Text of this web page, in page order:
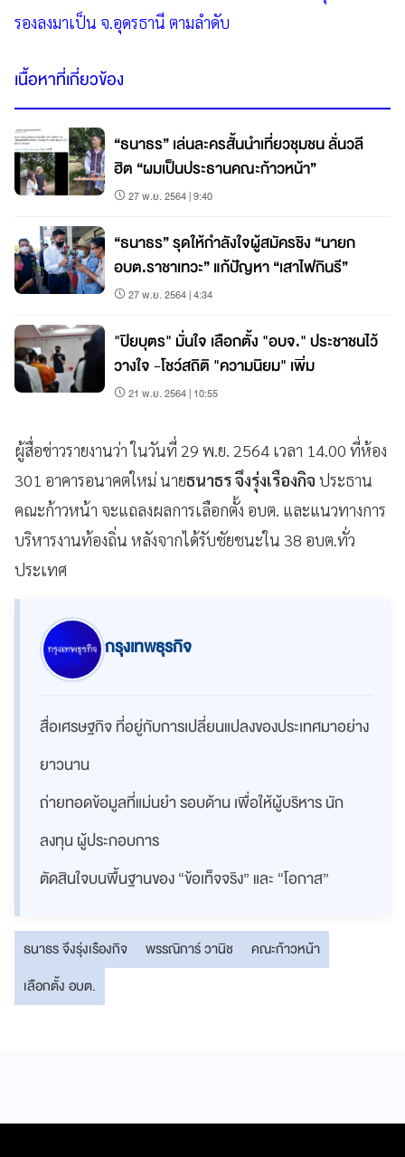
รองลงมาเป็น จ.อุดรธานี ตามลำดับ
เนื้อหาที่เกี่ยวข้อง
“ธนาธร” เล่นละครสั้นนำเที่ยวชุมชน ลั่นวลี
ฮิต “ผมเป็นประธานคณะก้าวหน้า”
27 พ.ย. 2564 | 9:40
“ธนาธร” รุดให้กำลังใจผู้สมัครชิง “นายก
อบต.ราชาเทวะ” แก้ปัญหา “เสาไฟกินรี”
27 พ.ย. 2564 | 4:34
"ปิยบุตร" มั่นใจ เลือกตั้ง "อบจ." ประชาชนไว้
วางใจ -โชว์สถิติ "ความนิยม" เพิ่ม
21 พ.ย. 2564 | 10:55
ผู้สื่อข่าวรายงานว่า ในวันที่ 29 พ.ย. 2564 เวลา 14.00 ที่ห้อง
301 อาคารอนาคตใหม่ นายธนาธร จึงรุ่งเรืองกิจ ประธาน
คณะก้าวหน้า จะแถลงผลการเลือกตั้ง อบต. และแนวทางการ
บริหารงานท้องถิ่น หลังจากได้รับชัยชนะใน 38 อบต.ทั่ว
ประเทศ
กรุงเทพธุรกิจ
สื่อเศรษฐกิจ ที่อยู่กับการเปลี่ยนแปลงของประเทศมาอย่าง
ยาวนาน
ถ่ายทอดข้อมูลที่แม่นยำ รอบด้าน เพื่อให้ผู้บริหาร นัก
ลงทุน ผู้ประกอบการ
ตัดสินใจบนพื้นฐานของ “ข้อเท็จจริง” และ “โอกาส”
ธนาธร จึงรุ่งเรืองกิจ พรรณิการ์ วานิช
คณะก้าวหน้า
เลือกตั้ง อบต.